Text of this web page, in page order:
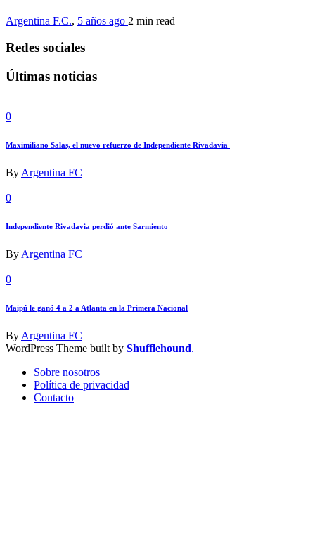
Argentina F.C., 5 años ago 2 min read
Redes sociales
Últimas noticias
0
Maximiliano Salas, el nuevo refuerzo de Independiente Rivadavia
By Argentina FC
0
Independiente Rivadavia perdió ante Sarmiento
By Argentina FC
0
Maipú le ganó 4 a 2 a Atlanta en la Primera Nacional
By Argentina FC
WordPress Theme built by Shufflehound.
Sobre nosotros
Política de privacidad
Contacto